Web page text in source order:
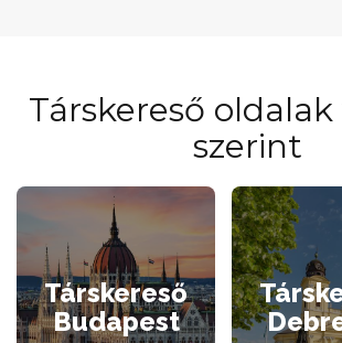
Társkereső oldalak
szerint
Társkereső
Budapest